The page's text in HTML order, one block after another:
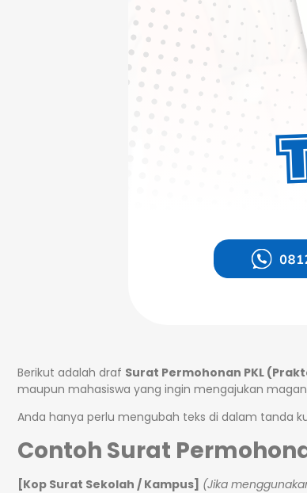
Berikut adalah draf Surat Permohonan PKL
maupun mahasiswa yang ingin mengajukan
Anda hanya perlu mengubah teks di dalam tanda
Contoh Surat
[Kop Surat Sekolah / Kampus] (Jika